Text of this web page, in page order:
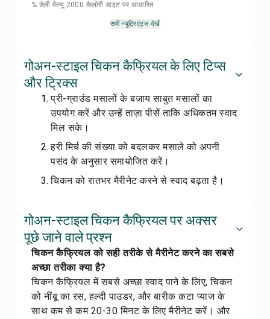
% डेली वैल्यू 2000 कैलोरी डाइट पर आधारित
सभी न्यूट्रिएंट्स देखें
गोअन-स्टाइल चिकन कैफ्रियल के लिए टिप्स
और ट्रिक्स
प्री-ग्राउंड मसालों के बजाय साबुत मसालों का
उपयोग करें और उन्हें ताज़ा पीसें ताकि अधिकतम स्वाद
मिल सके।
हरी मिर्च की संख्या को बदलकर मसाले को अपनी
पसंद के अनुसार समायोजित करें।
चिकन को रातभर मैरीनेट करने से स्वाद बढ़ता है।
गोअन-स्टाइल चिकन कैफ्रियल पर अक्सर
पूछे जाने वाले प्रश्न
चिकन कैफ्रियल को सही तरीके से मैरीनेट करने का सबसे
अच्छा तरीका क्या है?
चिकन कैफ्रियल में सबसे अच्छा स्वाद पाने के लिए, चिकन
को नींबू का रस, हल्दी पाउडर, और बारीक कटा प्याज के
साथ कम से कम 20-30 मिनट के लिए मैरीनेट करें। और